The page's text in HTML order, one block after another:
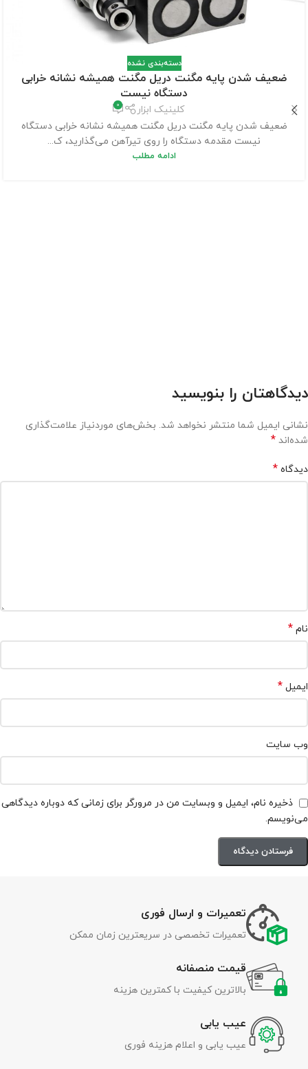
دسته‌بندی نشده
ضعیف شدن پایه مگنت دریل مگنت همیشه نشانه خرابی
دستگاه نیست
کلینیک ابزار 0
ضعیف شدن پایه مگنت دریل مگنت همیشه نشانه خرابی دستگاه
نیست مقدمه دستگاه را روی تیرآهن می‌گذارید، ک...
ادامه مطلب
دیدگاهتان را بنویسید
نشانی ایمیل شما منتشر نخواهد شد. بخش‌های موردنیاز علامت‌گذاری
شده‌اند *
دیدگاه *
نام *
ایمیل *
وب‌ سایت
ذخیره نام، ایمیل و وبسایت من در مرورگر برای زمانی که دوباره دیدگاهی
می‌نویسم.
تعمیرات و ارسال فوری
تعمیرات تخصصی در سریعترین زمان ممکن
قیمت منصفانه
بالاترین کیفیت با کمترین هزینه
عیب یابی
عیب یابی و اعلام هزینه فوری